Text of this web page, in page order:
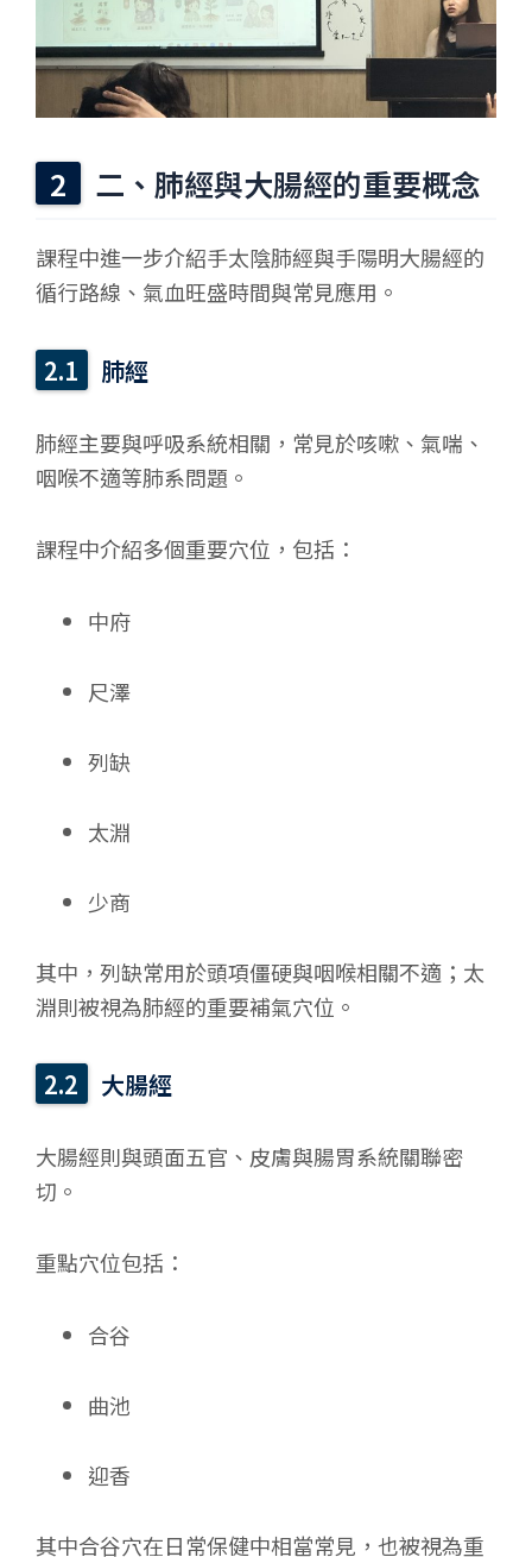
二、肺經與大腸經的重要概念
課程中進一步介紹手太陰肺經與手陽明大腸經的
循行路線、氣血旺盛時間與常見應用。
肺經
肺經主要與呼吸系統相關，常見於咳嗽、氣喘、
咽喉不適等肺系問題。
課程中介紹多個重要穴位，包括：
中府
尺澤
列缺
太淵
少商
其中，列缺常用於頭項僵硬與咽喉相關不適；太
淵則被視為肺經的重要補氣穴位。
大腸經
大腸經則與頭面五官、皮膚與腸胃系統關聯密
切。
重點穴位包括：
合谷
曲池
迎香
其中合谷穴在日常保健中相當常見，也被視為重